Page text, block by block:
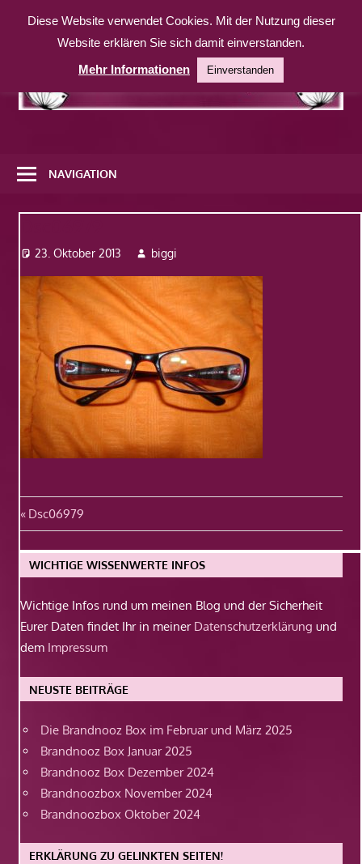
Inhalt
weitere
Website
NAVIGATION
23. Oktober 2013 biggi
Beitragsnavigation
Vorheriger
Beitrag:
Dsc06979
WICHTIGE WISSENWERTE INFOS
Wichtige Infos rund um meinen Blog und der Sicherheit
Eurer Daten findet Ihr in meiner Datenschutzerklärung und
dem Impressum
NEUSTE BEITRÄGE
Die Brandnooz Box im Februar und März 2025
Brandnooz Box Januar 2025
Brandnooz Box Dezember 2024
Brandnoozbox November 2024
Brandnoozbox Oktober 2024
ERKLÄRUNG ZU GELINKTEN SEITEN!
Diese Website verwendet Cookies. Mit der Nutzung dieser
Website erklären Sie sich damit einverstanden.
Mehr Informationen
Einverstanden